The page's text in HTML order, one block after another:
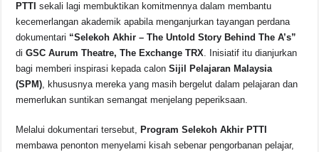
c
e
b
o
o
k
at
s
A
p
p
e
a
d
s
p
y
Li
n
k
ar
e
PTTI sekali lagi membuktikan komitmennya dalam membantu
kecemerlangan akademik apabila menganjurkan tayangan perdana
dokumentari “Selekoh Akhir – The Untold Story Behind The A’s”
diGSC Aurum Theatre, The Exchange TRX. Inisiatif itu dianjurkan
bagi memberi inspirasi kepada calonSijil Pelajaran Malaysia
(SPM), khususnya mereka yang masih bergelut dalam pelajaran dan
memerlukan suntikan semangat menjelang peperiksaan.
Melalui dokumentari tersebut, Program Selekoh Akhir PTTI
membawa penonton menyelami kisah sebenar pengorbanan pelajar,